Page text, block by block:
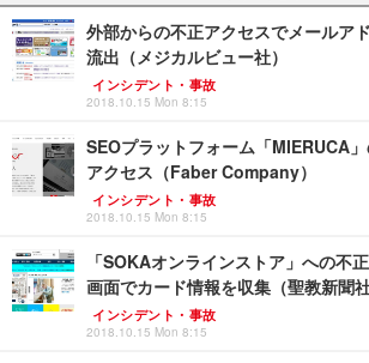
外部からの不正アクセスでメールア
流出（メジカルビュー社）
インシデント・事故
2018.10.15 Mon 8:15
SEOプラットフォーム「MIERUCA
アクセス（Faber Company）
インシデント・事故
2018.10.15 Mon 8:15
「SOKAオンラインストア」への不
画面でカード情報を収集（聖教新聞社
インシデント・事故
2018.10.15 Mon 8:15